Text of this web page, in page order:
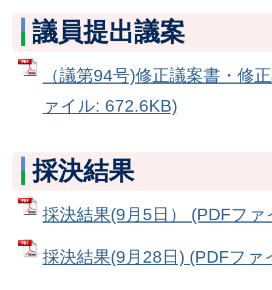
議員提出議案
（議第94号)修正議案書・修
ァイル: 672.6KB)
採決結果
採決結果(9月5日） (PDFフ
採決結果(9月28日) (PDFファ